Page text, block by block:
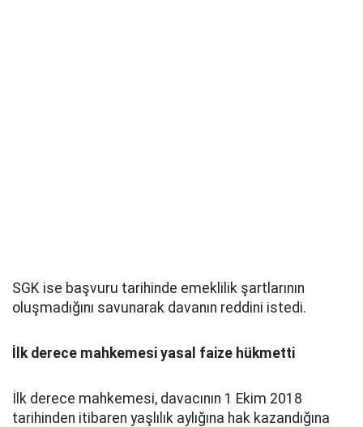
SGK ise başvuru tarihinde emeklilik şartlarının
oluşmadığını savunarak davanın reddini istedi.
İlk derece mahkemesi yasal faize hükmetti
İlk derece mahkemesi, davacının 1 Ekim 2018
tarihinden itibaren yaşlılık aylığına hak kazandığına